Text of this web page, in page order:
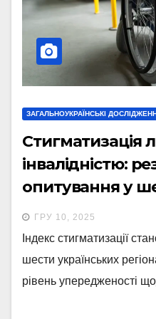
ЗАГАЛЬНОУКРАЇНСЬКІ
Стигматизація
інвалідністю:
опитування у
України
ГРУ 10, 2025
Індекс стигматизації
шести українських
рівень упередженості